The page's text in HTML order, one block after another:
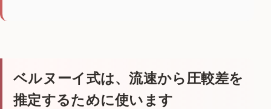
ベルヌーイ式は、流速から圧較差を
推定するために使います